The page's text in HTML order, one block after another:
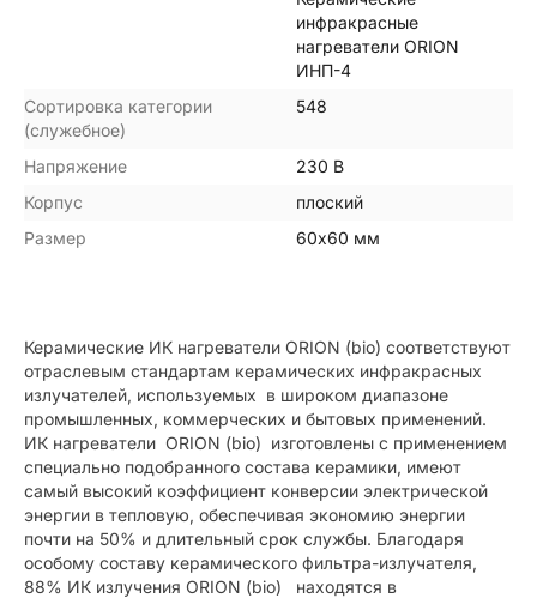
инфракрасные
нагреватели ORION
ИНП-4
Сортировка категории
(служебное)
548
Напряжение
230 В
Корпус
плоский
Размер
60х60 мм
Керамические ИК нагреватели ORION (bio) соответствуют
отраслевым стандартам керамических инфракрасных
излучателей, используемых в широком диапазоне
промышленных, коммерческих и бытовых применений.
ИК нагреватели ORION (bio) изготовлены с применением
специально подобранного состава керамики, имеют
самый высокий коэффициент конверсии электрической
энергии в тепловую, обеспечивая экономию энергии
почти на 50% и длительный срок службы. Благодаря
особому составу керамического фильтра-излучателя,
88% ИК излучения ORION (bio) находятся в